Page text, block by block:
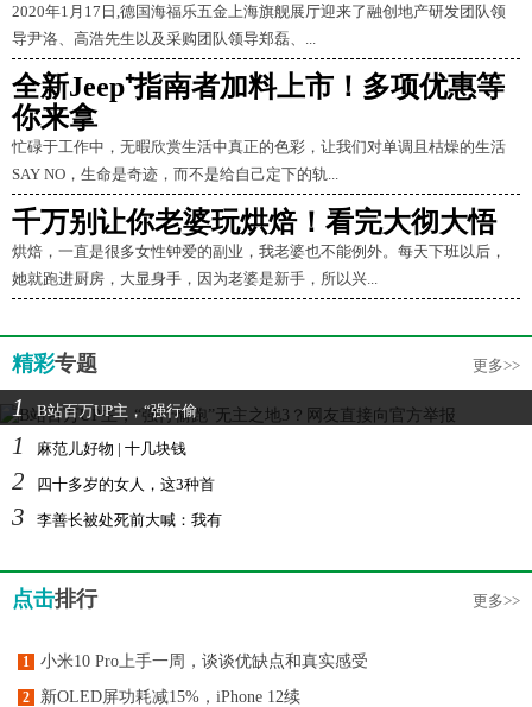
2020年1月17日,德国海福乐五金上海旗舰展厅迎来了融创地产研发团队领
导尹洛、高浩先生以及采购团队领导郑磊、...
全新Jeep⁺指南者加料上市！多项优惠等
你来拿
忙碌于工作中，无暇欣赏生活中真正的色彩，让我们对单调且枯燥的生活
SAY NO，生命是奇迹，而不是给自己定下的轨...
千万别让你老婆玩烘焙！看完大彻大悟
烘焙，一直是很多女性钟爱的副业，我老婆也不能例外。每天下班以后，
她就跑进厨房，大显身手，因为老婆是新手，所以兴...
精彩专题 更多>>
1 B站百万UP主，“强行偷
1 麻范儿好物 | 十几块钱
2 四十多岁的女人，这3种首
3 李善长被处死前大喊：我有
点击排行 更多>>
1 小米10 Pro上手一周，谈谈优缺点和真实感受
2 新OLED屏功耗减15%，iPhone 12续